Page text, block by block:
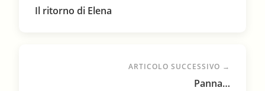
Il ritorno di Elena
ARTICOLO SUCCESSIVO →
Panna…